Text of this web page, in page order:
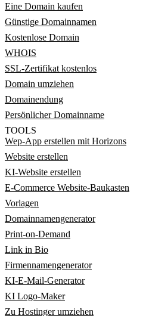
Eine Domain kaufen
Günstige Domainnamen
Kostenlose Domain
WHOIS
SSL-Zertifikat kostenlos
Domain umziehen
Domainendung
Persönlicher Domainname
TOOLS
Wep-App erstellen mit Horizons
Website erstellen
KI-Website erstellen
E-Commerce Website-Baukasten
Vorlagen
Domainnamengenerator
Print-on-Demand
Link in Bio
Firmennamengenerator
KI-E-Mail-Generator
KI Logo-Maker
Zu Hostinger umziehen